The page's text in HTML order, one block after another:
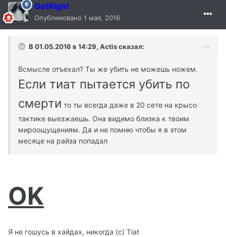
GetRight
Опубликовано 1 мая, 2016
В 01.05.2016 в 14:29, Actis сказал:
Всмысле отъехал? Ты же убить не можешь ножем.
Если тиат пытается убить по
смерти то ты всегда даже в 20 сете на крысо
тактике выезжаешь. Она видимо близка к твоим
мироощущениям. Да и не помню чтобы я в этом
месяце на райза попадал
OK
Я не гошусь в хайдах, никогда (с) Tiat